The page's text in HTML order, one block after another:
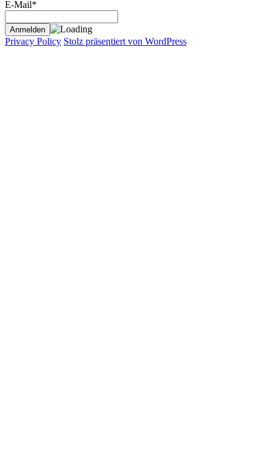
E-Mail*
Privacy Policy Stolz präsentiert von WordPress